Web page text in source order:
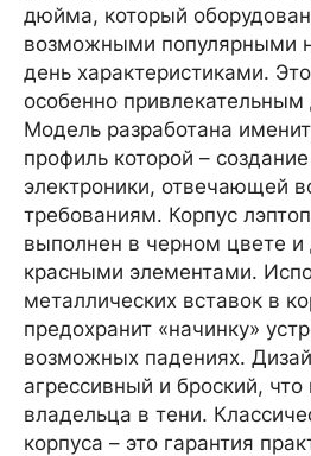
дюйма, который
возможными популярными
день характеристиками.
особенно
Модель разработана
профиль которой –
электроники, отвечающей
требованиям. Корпус
выполнен в черном цвете и
красными элементами.
металлических вставок в
предохранит «начинку»
возможных падениях.
агрессивный и броский, что
владельца в тени.
корпуса – это гарантия